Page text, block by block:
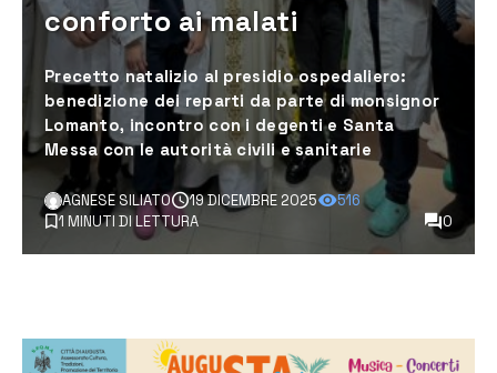
conforto ai malati
Precetto natalizio al presidio ospedaliero:
benedizione dei reparti da parte di monsignor
Lomanto, incontro con i degenti e Santa
Messa con le autorità civili e sanitarie
AGNESE SILIATO 19 DICEMBRE 2025
516
1 MINUTI DI LETTURA
0